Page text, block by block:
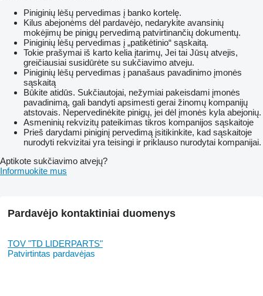
Piniginių lėšų pervedimas į banko kortelę.
Kilus abejonėms dėl pardavėjo, nedarykite avansinių
mokėjimų be pinigų pervedimą patvirtinančių dokumentų.
Piniginių lėšų pervedimas į „patikėtinio“ sąskaitą.
Tokie prašymai iš karto kelia įtarimų, Jei tai Jūsų atvejis,
greičiausiai susidūrėte su sukčiavimo atveju.
Piniginių lėšų pervedimas į panašaus pavadinimo įmonės
sąskaitą
Būkite atidūs. Sukčiautojai, nežymiai pakeisdami įmonės
pavadinimą, gali bandyti apsimesti gerai žinomų kompanijų
atstovais. Nepervedinėkite pinigų, jei dėl įmonės kyla abejonių.
Asmeninių rekvizitų pateikimas tikros kompanijos sąskaitoje
Prieš darydami piniginį pervedimą įsitikinkite, kad sąskaitoje
nurodyti rekvizitai yra teisingi ir priklauso nurodytai kompanijai.
Aptikote sukčiavimo atvejų?
Informuokite mus
Pardavėjo kontaktiniai duomenys
TOV "TD LIDERPARTS"
Patvirtintas pardavėjas